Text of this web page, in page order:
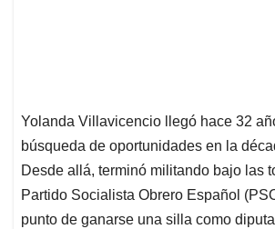
Yolanda Villavicencio llegó hace 32
búsqueda de oportunidades en la
Desde allá, terminó militando bajo las
Partido Socialista Obrero Español
punto de ganarse una silla como